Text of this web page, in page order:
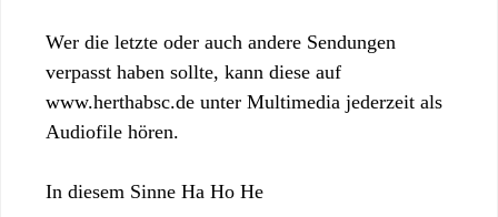
Wer die letzte oder auch andere Sendungen
verpasst haben sollte, kann diese auf
www.herthabsc.de unter Multimedia jederzeit als
Audiofile hören.
In diesem Sinne Ha Ho He